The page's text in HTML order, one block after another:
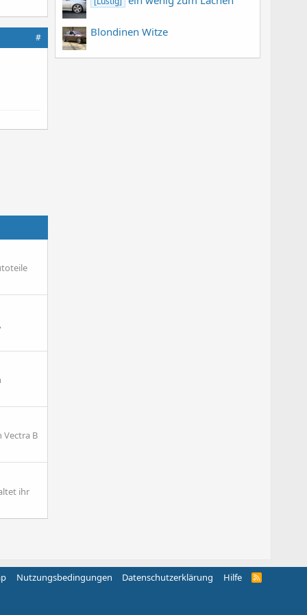
#
Vectra B
ihr
Blondinen Witze
Nutzungsbedingungen Datenschutzerklärung Hilfe
R